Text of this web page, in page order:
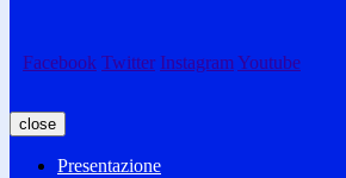
Facebook Twitter Instagram Youtube
close
Presentazione